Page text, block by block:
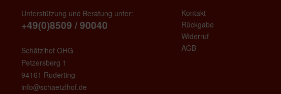
Unterstützung und Beratung unter:
+49(0)8509 / 90040
Schätzlhof OHG
Petzersberg 1
94161 Ruderting
info@schaetzlhof.de
Kontakt
Rückgabe
Widerruf
AGB